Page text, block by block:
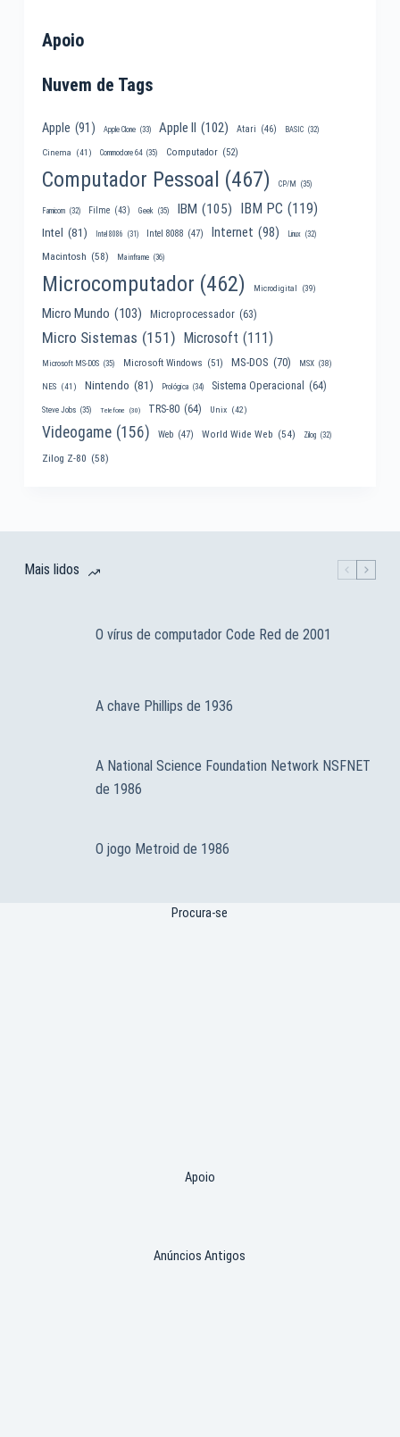
Apoio
Nuvem de Tags
Apple (91) Apple Clone (33) Apple II (102) Atari (46) BASIC (32)
Cinema (41) Commodore 64 (35) Computador (52)
Computador Pessoal (467) CP/M (35)
Famicom (32) Filme (43) Geek (35) IBM (105) IBM PC (119)
Intel (81) Intel 8086 (31) Intel 8088 (47) Internet (98) Linux (32)
Macintosh (58) Mainframe (36)
Microcomputador (462) Microdigital (39)
Micro Mundo (103) Microprocessador (63)
Micro Sistemas (151) Microsoft (111)
Microsoft MS-DOS (35) Microsoft Windows (51) MS-DOS (70) MSX (38)
NES (41) Nintendo (81) Prológica (34) Sistema Operacional (64)
Steve Jobs (35) Telefone (30) TRS-80 (64) Unix (42)
Videogame (156) Web (47) World Wide Web (54) Zilog (32)
Zilog Z-80 (58)
Mais lidos
O vírus de computador Code Red de 2001
A chave Phillips de 1936
A National Science Foundation Network NSFNET
de 1986
O jogo Metroid de 1986
Procura-se
Apoio
Anúncios Antigos